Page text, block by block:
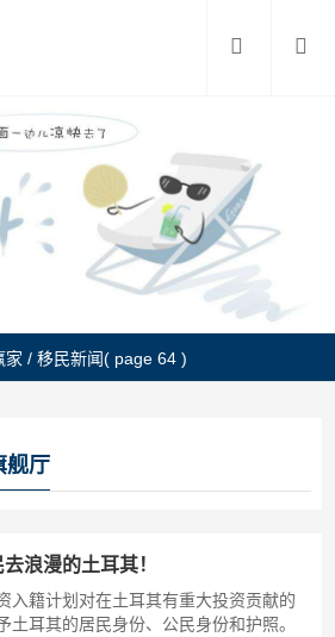
家 /移民新闻( page 64 )
舰厅
浪漫的土耳其！
入籍计划对在土耳其有重大投资贡献的
土耳其的居民身份、公民身份和护照。